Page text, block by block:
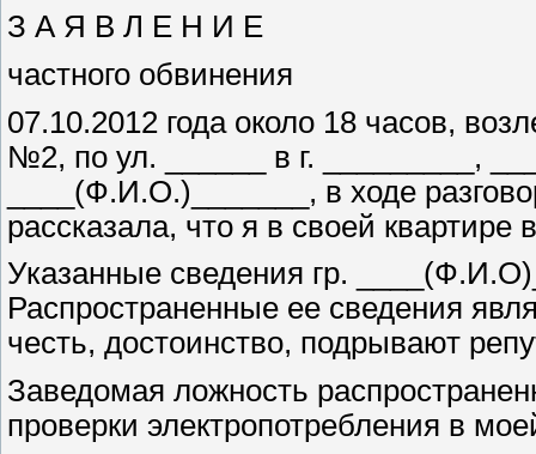
З А Я В Л Е Н И Е
частного обвинения
07.10.2012 года около 18 часов,
№2, по ул. ______ в г. _________,
____(Ф.И.О.)_______, в ходе
рассказала, что я в своей
Указанные сведения гр.
Распространенные ее сведения
честь, достоинство, подрывают
Заведомая ложность
проверки электропотребления в